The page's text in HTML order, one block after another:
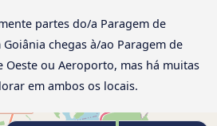
partes do/a Paragem de
chegas à/ao Paragem de
Oeste ou Aeroporto, mas há muitas
em ambos os locais.